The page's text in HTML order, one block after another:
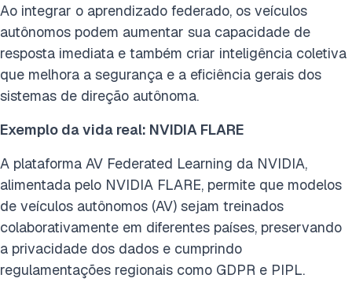
Ao integrar o aprendizado federado, os veículos
autônomos podem aumentar sua capacidade de
resposta imediata e também criar inteligência coletiva
que melhora a segurança e a eficiência gerais dos
sistemas de direção autônoma.
Exemplo da vida real: NVIDIA FLARE
A plataforma AV Federated Learning da NVIDIA,
alimentada pelo NVIDIA FLARE, permite que modelos
de veículos autônomos (AV) sejam treinados
colaborativamente em diferentes países, preservando
a privacidade dos dados e cumprindo
regulamentações regionais como GDPR e PIPL.